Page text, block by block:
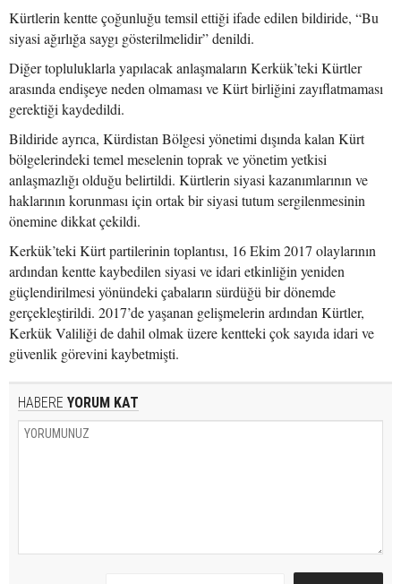
Kürtlerin kentte çoğunluğu temsil ettiği ifade edilen bildiride, “Bu
siyasi ağırlığa saygı gösterilmelidir” denildi.
Diğer topluluklarla yapılacak anlaşmaların Kerkük’teki Kürtler
arasında endişeye neden olmaması ve Kürt birliğini zayıflatmaması
gerektiği kaydedildi.
Bildiride ayrıca, Kürdistan Bölgesi yönetimi dışında kalan Kürt
bölgelerindeki temel meselenin toprak ve yönetim yetkisi
anlaşmazlığı olduğu belirtildi. Kürtlerin siyasi kazanımlarının ve
haklarının korunması için ortak bir siyasi tutum sergilenmesinin
önemine dikkat çekildi.
Kerkük’teki Kürt partilerinin toplantısı, 16 Ekim 2017 olaylarının
ardından kentte kaybedilen siyasi ve idari etkinliğin yeniden
güçlendirilmesi yönündeki çabaların sürdüğü bir dönemde
gerçekleştirildi. 2017’de yaşanan gelişmelerin ardından Kürtler,
Kerkük Valiliği de dahil olmak üzere kentteki çok sayıda idari ve
güvenlik görevini kaybetmişti.
HABERE YORUM KAT